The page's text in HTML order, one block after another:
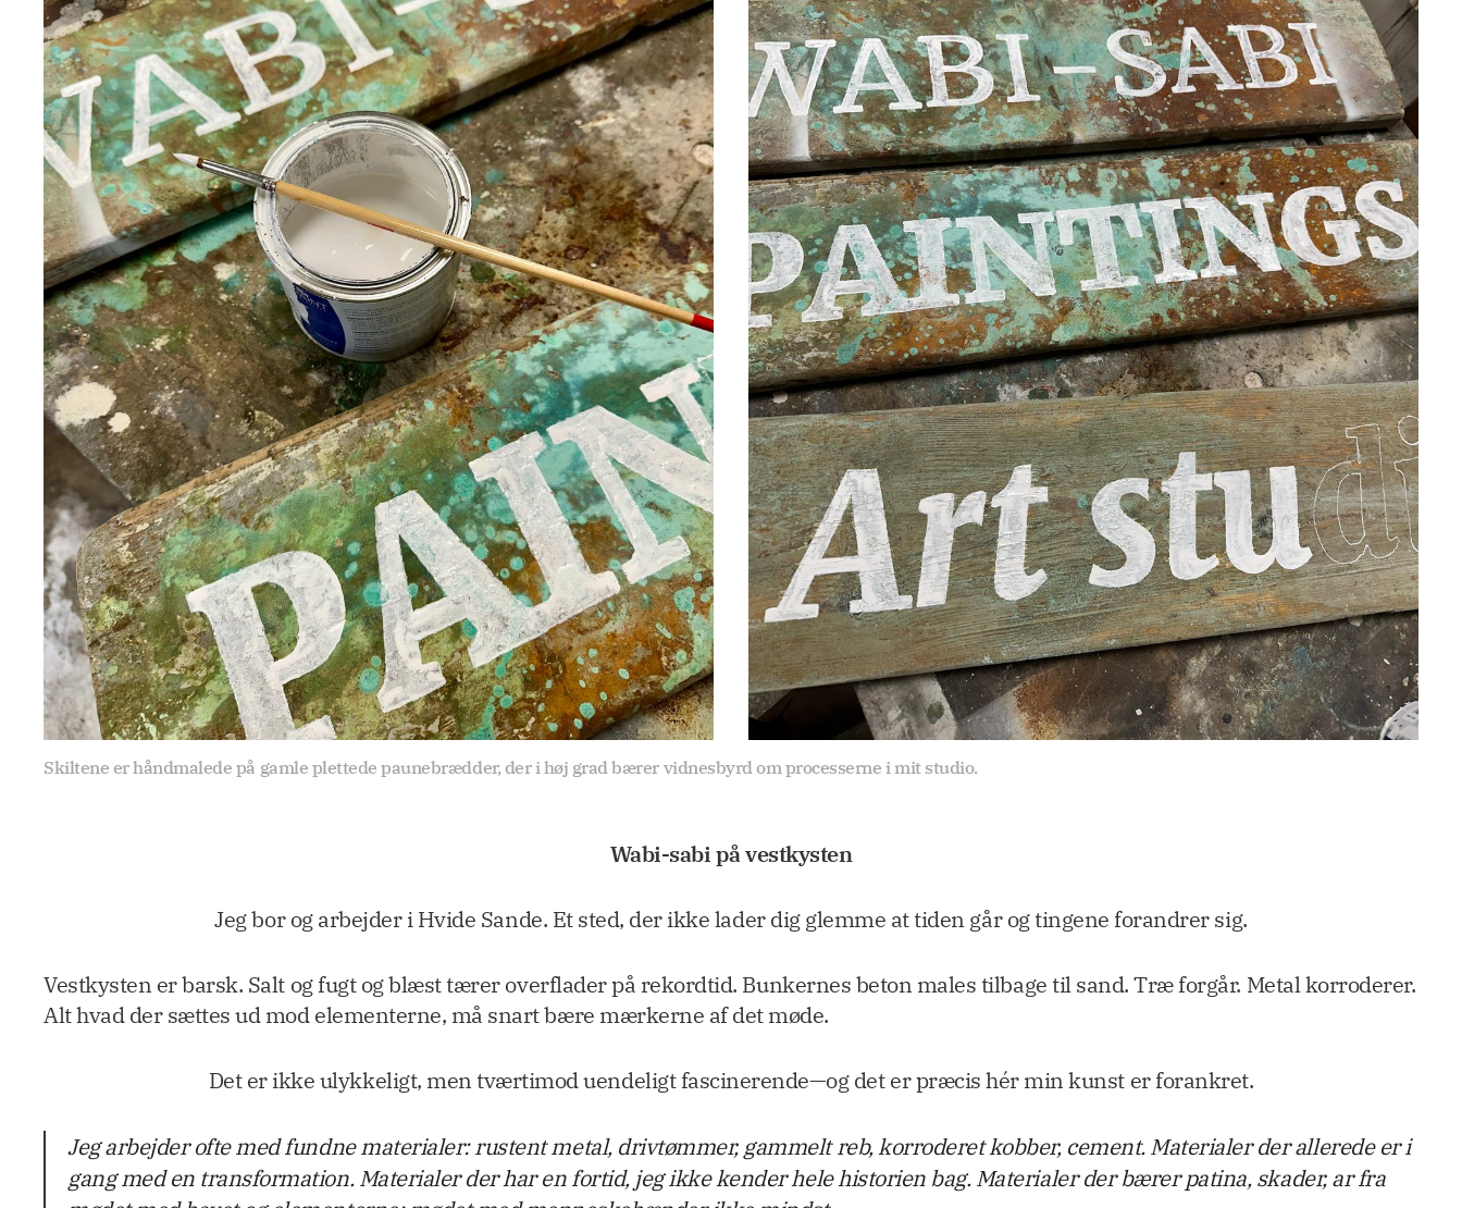
Skiltene er håndmalede på gamle plettede paunebrædder, der i høj grad bærer vidnesbyrd om processerne i mit studio.
Wabi-sabi på vestkysten
Jeg bor og arbejder i Hvide Sande. Et sted, der ikke lader dig glemme at tiden går og tingene forandrer sig.
Vestkysten er barsk. Salt og fugt og blæst tærer overflader på rekordtid. Bunkernes beton males tilbage til sand. Træ forgår. Metal korroderer.
Alt hvad der sættes ud mod elementerne, må snart bære mærkerne af det møde.
Det er ikke ulykkeligt, men tværtimod uendeligt fascinerende—og det er præcis hér min kunst er forankret.
Jeg arbejder ofte med fundne materialer: rustent metal, drivtømmer, gammelt reb, korroderet kobber, cement. Materialer der allerede er i
gang med en transformation. Materialer der har en fortid, jeg ikke kender hele historien bag. Materialer der bærer patina, skader, ar fra